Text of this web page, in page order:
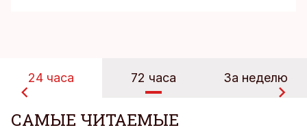
24 часа 72 часа За неделю
САМЫЕ ЧИТАЕМЫЕ